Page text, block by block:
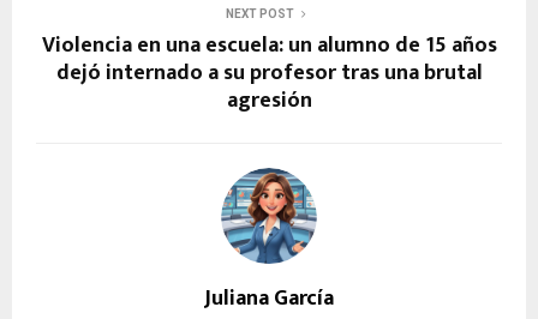
NEXT POST
Violencia en una escuela: un alumno de 15 años
dejó internado a su profesor tras una brutal
agresión
Juliana García